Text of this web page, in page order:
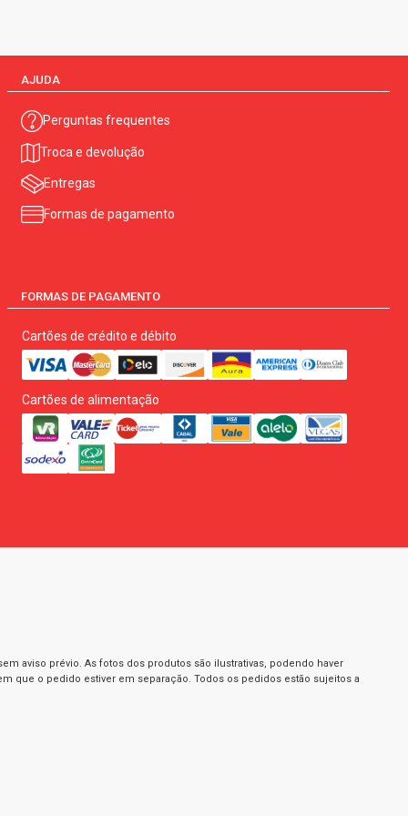
AJUDA
Perguntas frequentes
Troca e devolução
Entregas
Formas de pagamento
FORMAS DE PAGAMENTO
Cartões de crédito e débito
Cartões de alimentação
aviso prévio. As fotos dos produtos são ilustrativas, podendo haver
que o pedido estiver em separação. Todos os pedidos estão sujeitos a